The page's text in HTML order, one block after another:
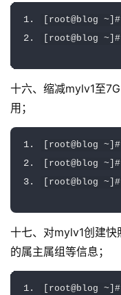
root@blog ~]#
root@blog ~]#
十六、缩减mylv1至
用；
root@blog ~]#
root@blog ~]#
root@blog ~]#
十七、对mylv1创建快
的属主属组等信息；
root@blog ~]#